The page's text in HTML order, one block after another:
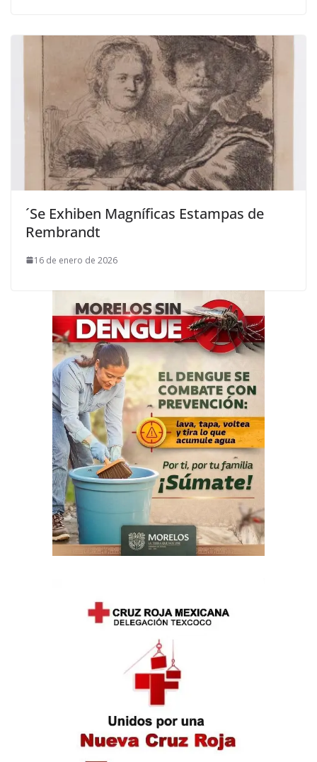
´Se Exhiben Magníficas Estampas de
Rembrandt
16 de enero de 2026